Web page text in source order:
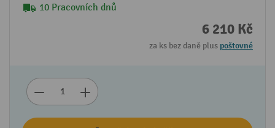
10 Pracovních dnů
6 210 Kč
za ks bez daně plus poštovné